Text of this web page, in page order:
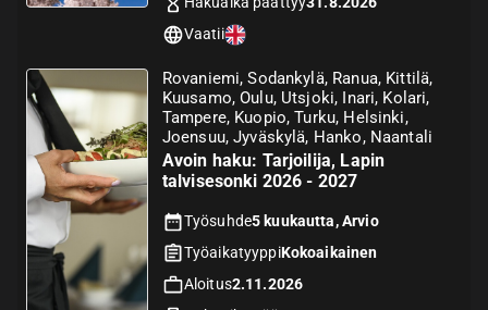
Vaatii
Rovaniemi, Sodankylä, Ranua, Kittilä,
Kuusamo, Oulu, Utsjoki, Inari, Kolari,
Tampere, Kuopio, Turku, Helsinki,
Joensuu, Jyväskylä, Hanko, Naantali
Avoin haku: Tarjoilija, Lapin
talvisesonki 2026 - 2027
Työsuhde5 kuukautta, Arvio
TyöaikatyyppiKokoaikainen
Aloitus2.11.2026